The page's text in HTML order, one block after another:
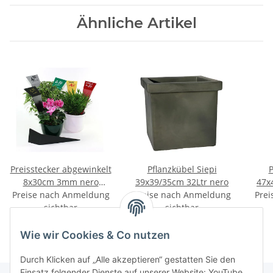
Ähnliche Artikel
Preisstecker abgewinkelt
8x30cm 3mm nero
10Stück
Preise nach Anmeldung
sichtbar
Pflanzkübel Siepi
39x39/35cm 32Ltr nero
Preise nach Anmeldung
sichtbar
Wie wir Cookies & Co nutzen
Durch Klicken auf „Alle akzeptieren“ gestatten Sie den